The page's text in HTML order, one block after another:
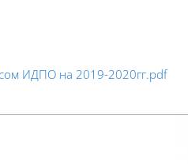
ИДПО на 2019-2020гг.pdf